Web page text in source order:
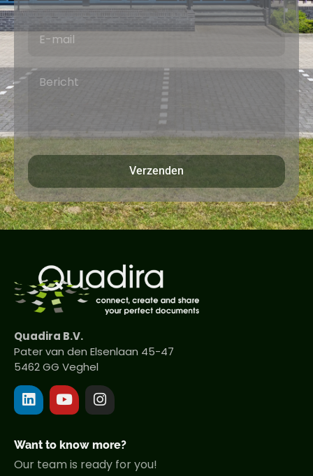
Verzenden
Quadira B.V.
Pater van den Elsenlaan 45-47
5462 GG Veghel
Want to know more?
Our team is ready for you!